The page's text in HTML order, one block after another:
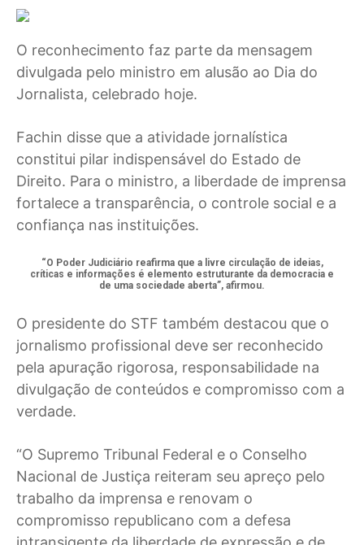
O reconhecimento faz parte da mensagem
divulgada pelo ministro em alusão ao Dia do
Jornalista, celebrado hoje.
Fachin disse que a atividade jornalística
constitui pilar indispensável do Estado de
Direito. Para o ministro, a liberdade de imprensa
fortalece a transparência, o controle social e a
confiança nas instituições.
“O Poder Judiciário reafirma que a livre circulação de ideias,
críticas e informações é elemento estruturante da democracia e
de uma sociedade aberta”, afirmou.
O presidente do STF também destacou que o
jornalismo profissional deve ser reconhecido
pela apuração rigorosa, responsabilidade na
divulgação de conteúdos e compromisso com a
verdade.
“O Supremo Tribunal Federal e o Conselho
Nacional de Justiça reiteram seu apreço pelo
trabalho da imprensa e renovam o
compromisso republicano com a defesa